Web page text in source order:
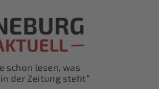
schon lesen, was
der Zeitung steht“